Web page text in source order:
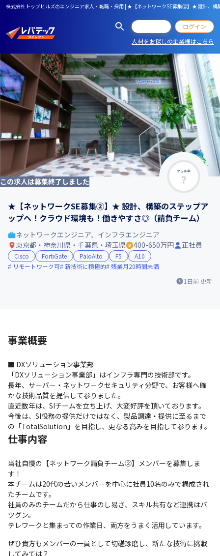
株式会社トップヒルズのエンジニア求人・転職・採用 | ★【ネットワークSE募集②】★ 設計、
ログイン
人材をお探しの企業様はこちら
マッチ率
この求人は募集終了しました
★【ネットワークSE募集②】★ 設計、構築のステップア
ップへ！クラウド環境も！働きやすさ◎（請負チーム）
1日前 更新
ネットワークエンジニア、インフラエンジニア
東京都・神奈川県・千葉県・埼玉県
400-650万円 正社員
Cisco FortiGate PaloAlto F5
A10
リモートワーク可 新技術に積極的 残業月20時間未満
事業概要
■ DXソリューション事業部
「DXソリューション事業部」はインフラ専門の技術部です。
長年、サーバー・ネットワークセキュリティ分野で、お客様へ確
かな技術品質を提供して参りました。
直近数年は、SIチームを立ち上げ、大変好評を頂いております。
今後は、SI役務の提供だけではなく、製品調達・提供に至るまで
の「TotalSolution」を目指し、更なる高みを目指して参ります。
仕事内容
当社自慢の【ネットワーク請負チーム②】メンバーを募集しま
す！
本チームは20代の若いメンバーを中心に社員10名のみで構成され
たチームです。
社員のみのチームだから仕事のし易さ、スキル共有など連携はバ
ツグン。
テレワークと集まっての作業日、両方をうまく活用しています。
ぜひ貴方もメンバーの一員として切磋琢磨し、新たな技術に挑戦
してみては？